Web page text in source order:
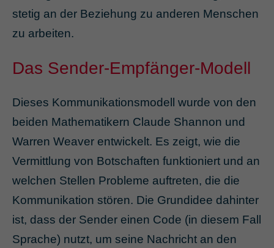
stetig an der Beziehung zu anderen Menschen
zu arbeiten.
Das Sender-Empfänger-Modell
Dieses Kommunikationsmodell wurde von den
beiden Mathematikern Claude Shannon und
Warren Weaver entwickelt. Es zeigt, wie die
Vermittlung von Botschaften funktioniert und an
welchen Stellen Probleme auftreten, die die
Kommunikation stören. Die Grundidee dahinter
ist, dass der Sender einen Code (in diesem Fall
Sprache) nutzt, um seine Nachricht an den